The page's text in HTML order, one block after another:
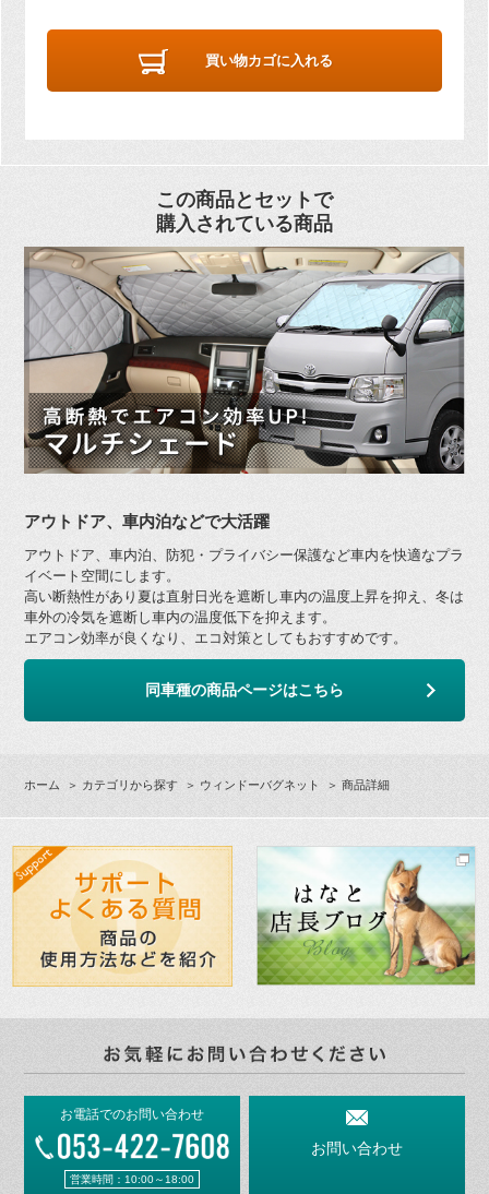
買い物カゴに入れる
この商品とセットで
購入されている商品
アウトドア、車内泊などで大活躍
アウトドア、車内泊、防犯・プライバシー保護など車内を快適なプラ
イベート空間にします。
高い断熱性があり夏は直射日光を遮断し車内の温度上昇を抑え、冬は
車外の冷気を遮断し車内の温度低下を抑えます。
エアコン効率が良くなり、エコ対策としてもおすすめです。
同車種の商品ページはこちら
ホーム ＞ カテゴリから探す ＞ ウィンドーバグネット ＞ 商品詳細
お電話でのお問い合わせ
営業時間：10:00～18:00
お問い合わせ